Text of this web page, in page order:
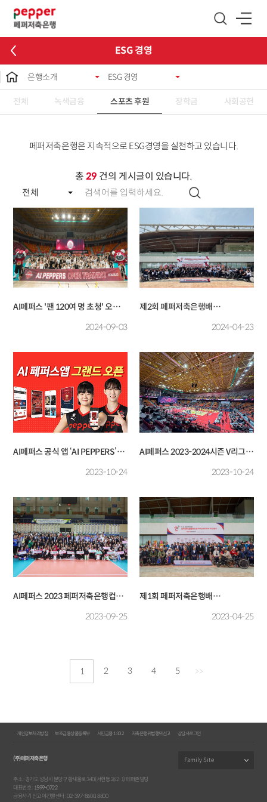
ESG 경영
은행소개 ESG 경영
전체 녹색금융 스포츠 후원 장학금 사회공헌
페퍼저축은행은 지속적으로 ESG경영을 실천하고 있습니다.
총29 건의 게시글이 있습니다.
AI페퍼스 '팬 120여 명 초청' 오픈
2024-09-03
제2회 페퍼저축은행배
전국장애인양궁대회 겸 2025년
2024-04-23
AI페퍼스 공식 앱 ‘AI PEPPERS’
2023-10-24
AI페퍼스 2023-2024시즌 V리그
2023-10-24
AI페퍼스 2023 페퍼저축은행컵
전국 어울림 한마당 배구대회
2023-09-25
제1회 페퍼저축은행배
전국장애인양궁대회 겸 2024년
2023-04-25
1 2 3 4 5 >>
개인정보처리방침 보호금융상품등록부 서민금융 1332 저축은행위법행위신고 상담사로그인
(주)페퍼저축은행
주소 : 경기도 성남시 분당구 황새울로 340(서현동 262-1) 페퍼존빌딩
대표번호 : 1599-0722
금융사기 신고 야간콜센터 : 02-397-8600, 8800